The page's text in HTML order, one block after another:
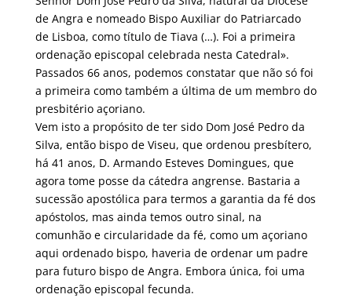
de Angra e nomeado Bispo Auxiliar do Patriarcado
de Lisboa, como título de Tiava (…). Foi a primeira
ordenação episcopal celebrada nesta Catedral».
Passados 66 anos, podemos constatar que não só foi
a primeira como também a última de um membro do
presbitério açoriano.
Vem isto a propósito de ter sido Dom José Pedro da
Silva, então bispo de Viseu, que ordenou presbítero,
há 41 anos, D. Armando Esteves Domingues, que
agora tome posse da cátedra angrense. Bastaria a
sucessão apostólica para termos a garantia da fé dos
apóstolos, mas ainda temos outro sinal, na
comunhão e circularidade da fé, como um açoriano
aqui ordenado bispo, haveria de ordenar um padre
para futuro bispo de Angra. Embora única, foi uma
ordenação episcopal fecunda.